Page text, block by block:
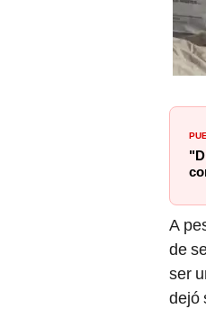
A
de
ser
dejó